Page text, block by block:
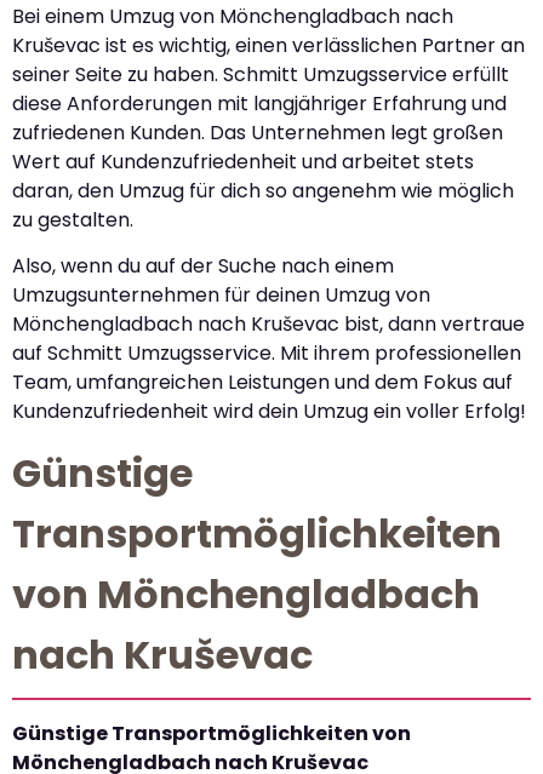
Bei einem Umzug von Mönchengladbach nach
Kruševac ist es wichtig, einen verlässlichen Partner an
seiner Seite zu haben. Schmitt Umzugsservice erfüllt
diese Anforderungen mit langjähriger Erfahrung und
zufriedenen Kunden. Das Unternehmen legt großen
Wert auf Kundenzufriedenheit und arbeitet stets
daran, den Umzug für dich so angenehm wie möglich
zu gestalten.
Also, wenn du auf der Suche nach einem
Umzugsunternehmen für deinen Umzug von
Mönchengladbach nach Kruševac bist, dann vertraue
auf Schmitt Umzugsservice. Mit ihrem professionellen
Team, umfangreichen Leistungen und dem Fokus auf
Kundenzufriedenheit wird dein Umzug ein voller Erfolg!
Günstige
Transportmöglichkeiten
von Mönchengladbach
nach Kruševac
Günstige Transportmöglichkeiten von
Mönchengladbach nach Kruševac